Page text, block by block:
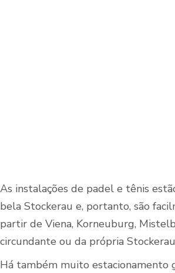
As instalações de padel e tênis
bela Stockerau e, portanto, são
partir de Viena, Korneuburg,
circundante ou da própria
Há também muito estacionamento